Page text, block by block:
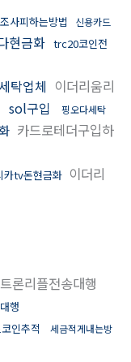
사피하는방법
신용카드
현금화 trc20코인전
탁업체 이더리움리
sol구입 핑오다세탁
카드로테더구입하
카tv돈현금화 이더리
트론리플전송대행
행
인추적
세금적게내는방